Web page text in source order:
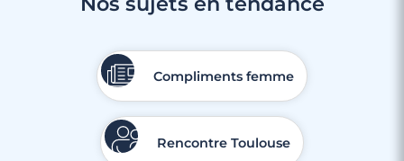
Compliments femme
Rencontre Toulouse